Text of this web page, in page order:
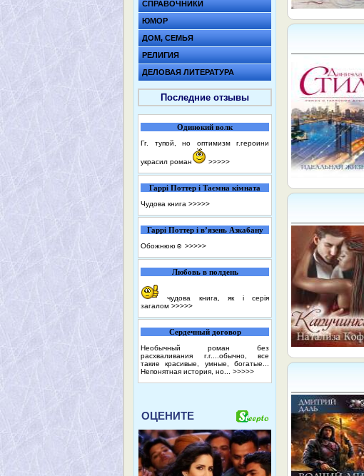
СПРАВОЧНИКИ
ЮМОР
ДОМ, СЕМЬЯ
РЕЛИГИЯ
ДЕЛОВАЯ ЛИТЕРАТУРА
Последние отзывы
Одинокий волк
Гг. тупой, но оптимизм г.героини
украсил роман >>>>>
Гаррі Поттер і Таємна кімната
Чудова книга >>>>>
Гаррі Поттер і в’язень Азкабану
Обожнюю☺️ >>>>>
Любовь в полдень
чудова книга, як і серія
загалом >>>>>
Сердечный договор
Необычный роман без
расхваливания г.г....обычно, все
такие красивые, умные, богатые...
Непонятная история, но... >>>>>
ОЦЕНИТЕ